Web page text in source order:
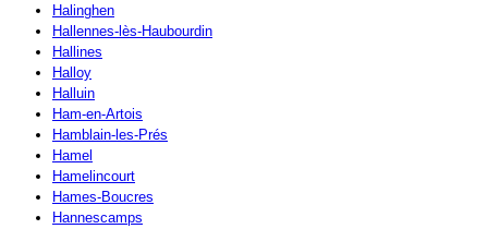
Halinghen
Hallennes-lès-Haubourdin
Hallines
Halloy
Halluin
Ham-en-Artois
Hamblain-les-Prés
Hamel
Hamelincourt
Hames-Boucres
Hannescamps